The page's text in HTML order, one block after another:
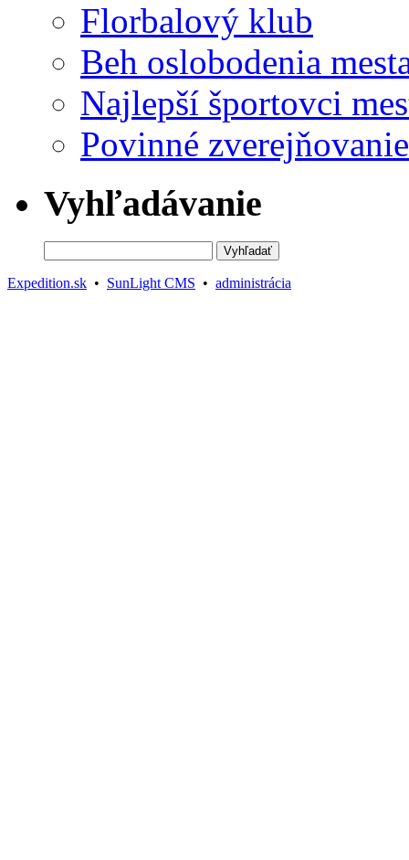
Florbalový klub
Beh oslobodenia
Najlepší športovci
Povinné zverejňovanie
Vyhľadávanie
Expedition.sk • SunLight CMS • administrácia